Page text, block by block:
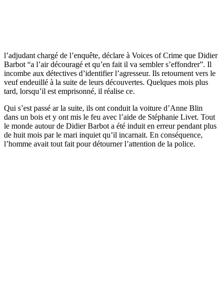
l’adjudant chargé de l’enquête, déclare à Voices of Crime que Didier
Barbot “a l’air découragé et qu’en fait il va sembler s’effondrer”. Il
incombe aux détectives d’identifier l’agresseur. Ils retournent vers le
veuf endeuillé à la suite de leurs découvertes. Quelques mois plus
tard, lorsqu’il est emprisonné, il réalise ce.
Qui s’est passé ar la suite, ils ont conduit la voiture d’Anne Blin
dans un bois et y ont mis le feu avec l’aide de Stéphanie Livet. Tout
le monde autour de Didier Barbot a été induit en erreur pendant plus
de huit mois par le mari inquiet qu’il incarnait. En conséquence,
l’homme avait tout fait pour détourner l’attention de la police.